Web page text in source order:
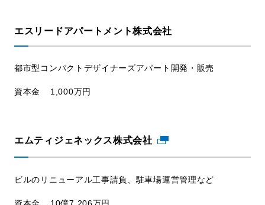
エスリードアパートメント株式会社
都市型コンパクトデザイナーズアパート開発・販売
資本金 1,000万円
エムティジェネックス株式会社
ビルのリニューアル工事請負、駐車場運営管理など